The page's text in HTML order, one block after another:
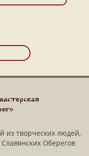
из творческих людей,
Оберегов